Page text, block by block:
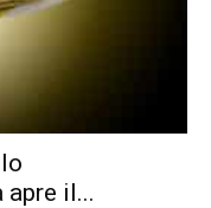
apre il...